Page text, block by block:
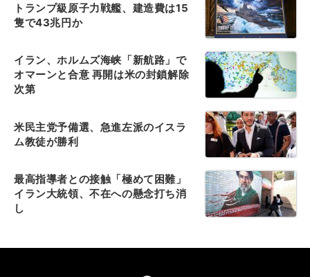
トランプ級原子力戦艦、建造費は15
隻で43兆円か
イラン、ホルムズ海峡「新航路」で
オマーンと合意 再開は米の封鎖解除
次第
米民主党予備選、急進左派のイスラ
ム教徒が勝利
最高指導者との接触「極めて困難」
イラン大統領、不在への懸念打ち消
し